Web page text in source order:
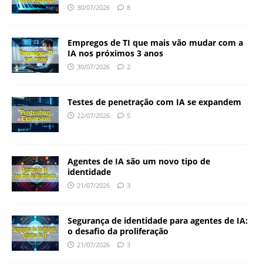
30/07/2026 8
Empregos de TI que mais vão mudar com a
IA nos próximos 3 anos
30/07/2026 2
Testes de penetração com IA se expandem
22/07/2026 5
Agentes de IA são um novo tipo de
identidade
21/07/2026 3
Segurança de identidade para agentes de IA:
o desafio da proliferação
21/07/2026 3